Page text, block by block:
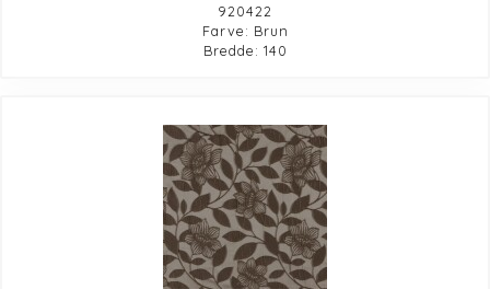
920422
Farve: Brun
Bredde: 140